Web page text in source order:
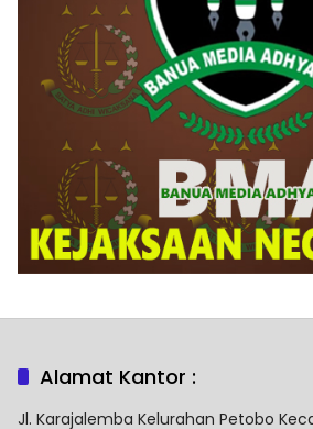
Alamat Kantor :
Jl. Karajalemba Kelurahan Petobo